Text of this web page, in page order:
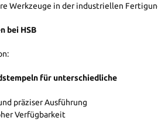
Werkzeuge in der industriellen
bei HSB
für unterschiedliche
präziser Ausführung
Verfügbarkeit